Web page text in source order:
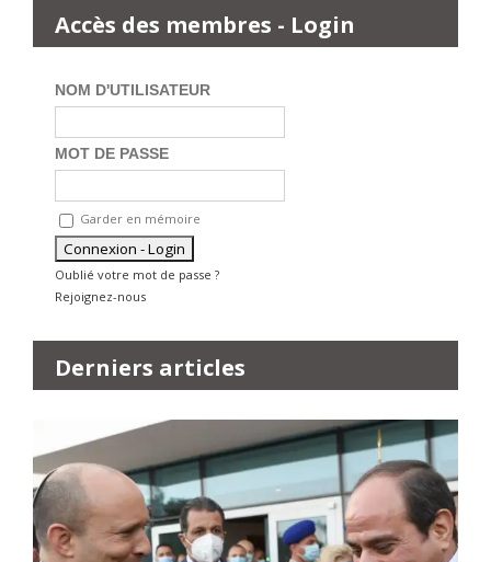
Accès des membres - Login
NOM D'UTILISATEUR
MOT DE PASSE
Garder en mémoire
Oublié votre mot de passe ?
Rejoignez-nous
Derniers articles